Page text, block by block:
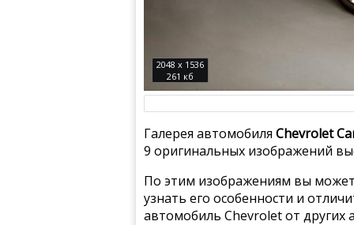
2048 x 1536
261 кб
Галерея автомобиля Chevrolet
9 оригинальных изображений
По этим изображениям вы
узнать его особенности и
автомобиль Chevrolet от других